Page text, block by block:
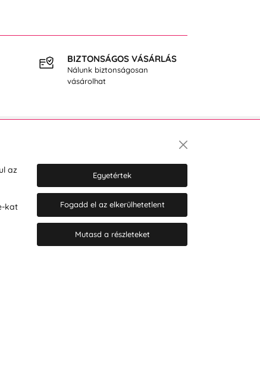
BIZTONSÁGOS VÁSÁRLÁS
Nálunk biztonságosan
vásárolhat
Hozzájárulok a személyes adatok
marketing célú kezeléséhez.
Személyes adatok védelmére
az
kat
Egyetértek
Fogadd el az elkerülhetetlent
Mutasd a részleteket